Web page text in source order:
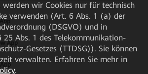
App
werden wir Cookies nur für technisch
verwenden (Art. 6 Abs. 1 (a) der
(DSGVO) und in
25 Abs. 1 des Telekommunikation-
Gesetzes (TTDSG)). Sie können
verwalten. Erfahren Sie mehr in
.